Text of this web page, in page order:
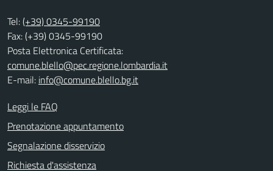
Tel:(+39) 0345-99190
Fax: (+39) 0345-99190
Posta Elettronica Certificata:
comune.blello@pec.regione.lombardia.it
E-mail: info@comune.blello.bg.it
Leggi le FAQ
Prenotazione appuntamento
Segnalazione disservizio
Richiesta d'assistenza